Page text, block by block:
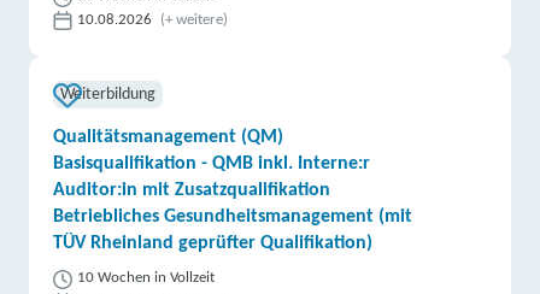
10.08.2026
(+ weitere)
Weiterbildung
Qualitätsmanagement (QM)
Basisqualifikation - QMB inkl. Interne:r
Auditor:in mit Zusatzqualifikation
Betriebliches Gesundheitsmanagement (mit
TÜV Rheinland geprüfter Qualifikation)
10 Wochen in Vollzeit